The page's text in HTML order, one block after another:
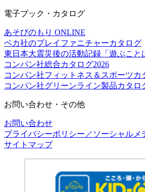
電子ブック・カタログ
あそびのもり ONLINE
ベカ社のプレイファニチャーカタログ
東日本大震災後の活動記録「遊ぶこと
コンパン社総合カタログ2026
コンパン社フィットネス＆スポーツカ
コンパン社グリーンライン製品カタロ
お問い合わせ・その他
お問い合わせ
プライバシーポリシー／ソーシャルメ
サイトマップ